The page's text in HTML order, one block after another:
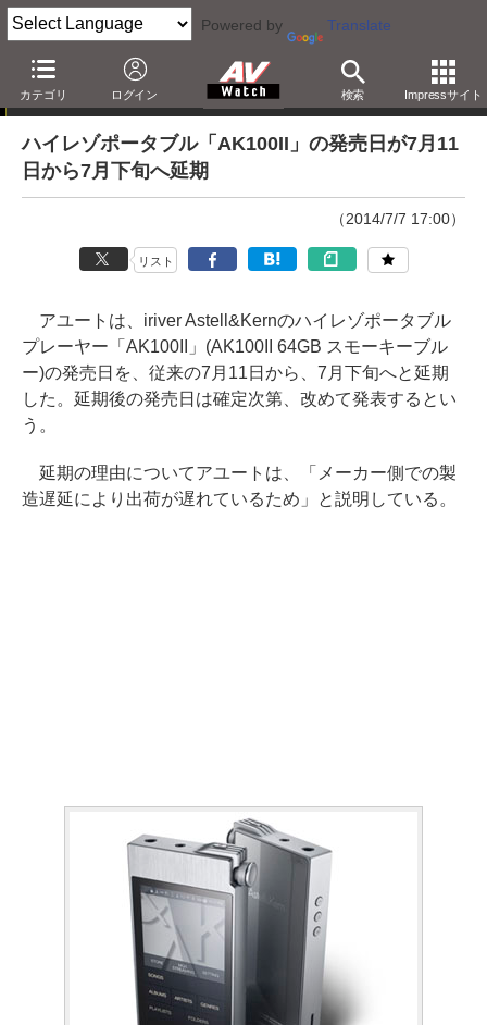
Powered by Translate
カテゴリ ログイン 検索 Impressサイト
ニュース
ハイレゾポータブル「AK100II」の発売日が7月11
日から7月下旬へ延期
（2014/7/7 17:00）
リスト
アユートは、iriver Astell&Kernのハイレゾポータブル
プレーヤー「AK100II」(AK100II 64GB スモーキーブル
ー)の発売日を、従来の7月11日から、7月下旬へと延期
した。延期後の発売日は確定次第、改めて発表するとい
う。
延期の理由についてアユートは、「メーカー側での製
造遅延により出荷が遅れているため」と説明している。